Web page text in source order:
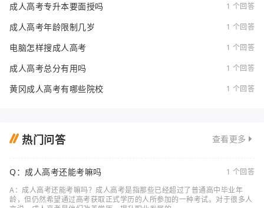
成人高考专升本要面授吗 1 个回答
成人高考年龄限制几岁 1 个回答
电脑怎样搜成人高考 1 个回答
成人高考总分有用吗 1 个回答
黄冈成人高考有哪些院校 1 个回答
热门问答 查看更多
Q：成人高考还能考嘛吗
1 个回答
A：成人高考还能考嘛吗？成人高考是指那些已经超过了普通高中毕业年
龄，但仍然希望通过高考获取正式学历的人所参加的一种考试。对于很多人